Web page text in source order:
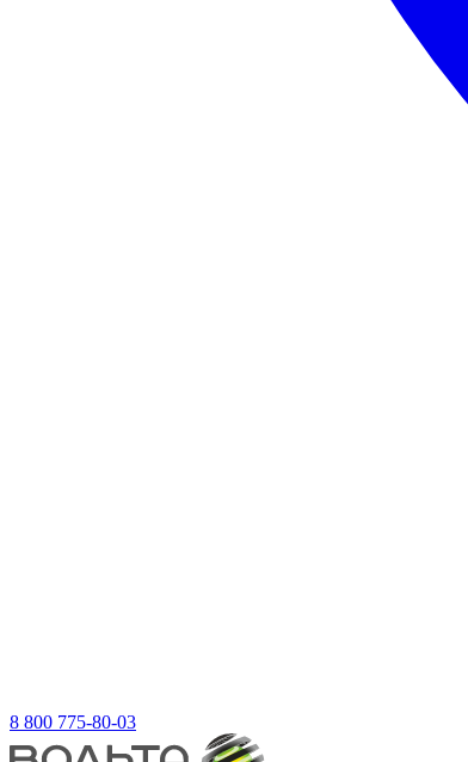
8 800 775-80-03